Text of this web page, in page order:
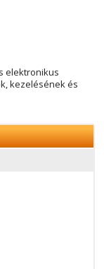
elektronikus
kezelésének és